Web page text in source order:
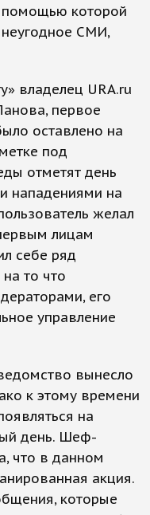
помощью которой
СМИ,
владелец URA.ru
первое
оставлено на
под
отметят день
нападениями на
желал
лицам
себе ряд
то что
его
управление
вынесло
к этому времени
на
день. Шеф-
что в данном
акция.
которые